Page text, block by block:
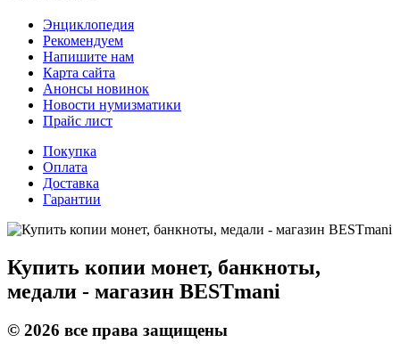
Энциклопедия
Рекомендуем
Напишите нам
Карта сайта
Анонсы новинок
Новости нумизматики
Прайс лист
Покупка
Оплата
Доставка
Гарантии
Купить копии монет, банкноты,
медали - магазин BESTmani
© 2026 все права защищены